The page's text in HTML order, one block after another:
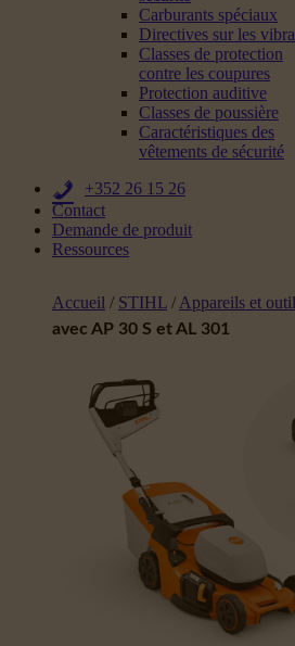
Carburants spéciaux
Directives sur les
Classes de protection
contre les coupures
Protection auditive
Classes de poussière
Caractéristiques des
vêtements de sécurité
+352 26 15 26
Contact
Demande de produit
Ressources
Accueil / STIHL / Appareils et
avec AP 30 S et AL 301